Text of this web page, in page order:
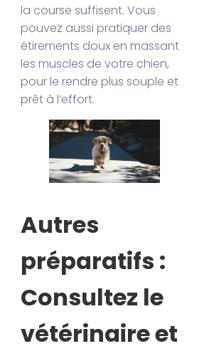
la course suffisent. Vous
pouvez aussi pratiquer des
étirements doux en massant
les muscles de votre chien,
pour le rendre plus souple et
prêt à l’effort.
Autres
préparatifs :
Consultez le
vétérinaire et